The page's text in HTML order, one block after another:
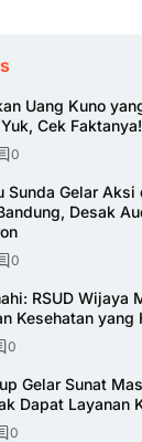
Uang Kuno
Cek Faktanya!
0
Sunda Gelar
Desak
0
RSUD Wijaya
Kesehatan yang
0
Gelar Sunat
Dapat Layanan
0